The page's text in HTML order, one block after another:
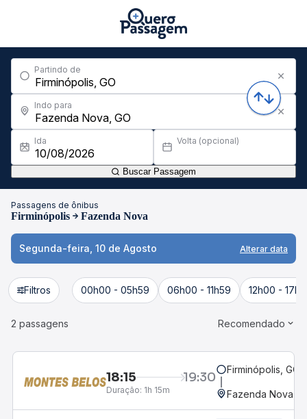
Partindo de
Indo para
Ida Volta (opcional)
Buscar Passagem
Passagens de ônibus
Firminópolis Fazenda Nova
Segunda-feira, 10 de Agosto Alterar data
Filtros 00h00 - 05h59 06h00 - 11h59 12h00 -
2 passagens Recomendado
18:15 19:30
Duração: 1h 15m
Firminópolis, GO
Fazenda Nova,